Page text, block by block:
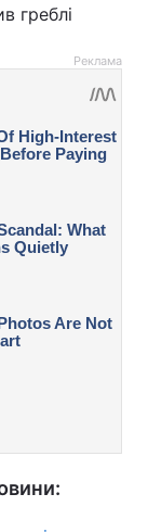
греблі
Реклама